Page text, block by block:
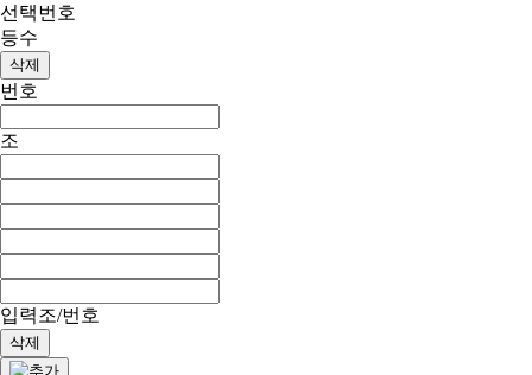
선택번호
등수
삭제
번호
조
입력조/번호
삭제